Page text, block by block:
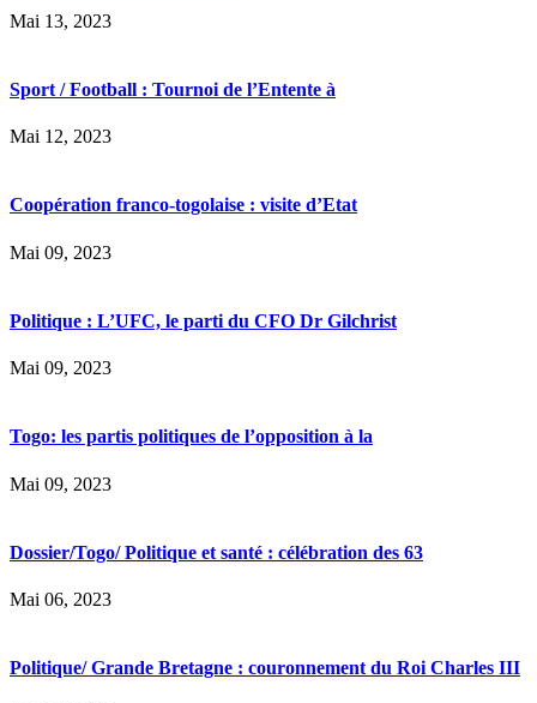
Mai 13, 2023
Sport / Football : Tournoi de l’Entente à
Mai 12, 2023
Coopération franco-togolaise : visite d’Etat
Mai 09, 2023
Politique : L’UFC, le parti du CFO Dr Gilchrist
Mai 09, 2023
Togo: les partis politiques de l’opposition à la
Mai 09, 2023
Dossier/Togo/ Politique et santé : célébration des 63
Mai 06, 2023
Politique/ Grande Bretagne : couronnement du Roi Charles III